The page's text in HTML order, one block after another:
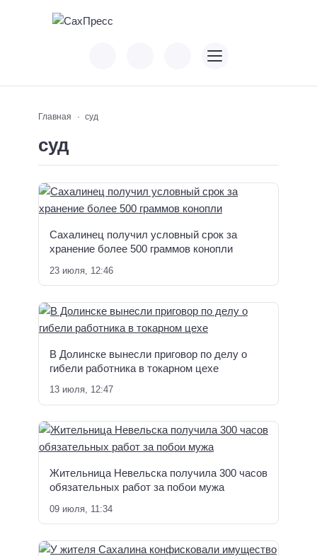
Главная суд
суд
Сахалинец получил условный срок за
хранение более 500 граммов конопли
23 июля, 12:46
В Долинске вынесли приговор по делу о
гибели работника в токарном цехе
13 июля, 12:47
Жительница Невельска получила 300 часов
обязательных работ за побои мужа
09 июля, 11:34